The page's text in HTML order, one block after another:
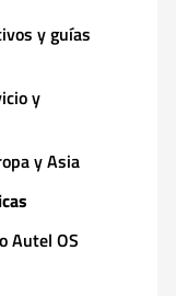
y guías
y
y Asia
Autel OS